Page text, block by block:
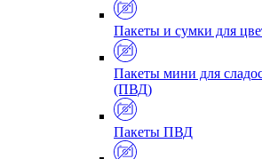
Пакеты и сумки для
Пакеты мини для
(ПВД)
Пакеты ПВД